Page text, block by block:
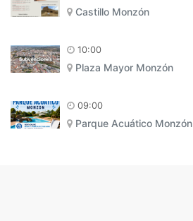
Castillo Monzón
10:00
Plaza Mayor Monzón
09:00
Parque Acuático Monzón